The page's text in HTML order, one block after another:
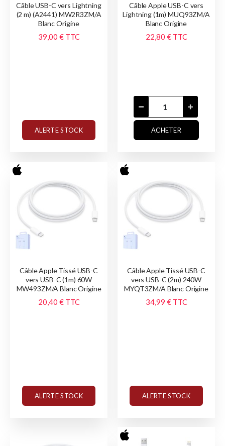
Câble USB-C vers Lightning
(2 m) (A2441) MW2R3ZM/A
Blanc Origine
39,00 € TTC
ALERTE STOCK
Câble Apple USB-C vers
Lightning (1m) MUQ93ZM/A
Blanc Origine
22,80 € TTC
ACHETER
Câble Apple Tissé USB-C
vers USB-C (1m) 60W
MW493ZM/A Blanc Origine
20,40 € TTC
ALERTE STOCK
Câble Apple Tissé USB-C
vers USB-C (2m) 240W
MYQT3ZM/A Blanc Origine
34,99 € TTC
ALERTE STOCK